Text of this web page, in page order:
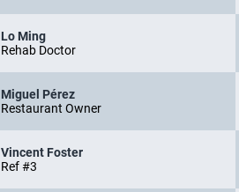
Lo Ming
Rehab Doctor
Miguel Pérez
Restaurant Owner
Vincent Foster
Ref #3